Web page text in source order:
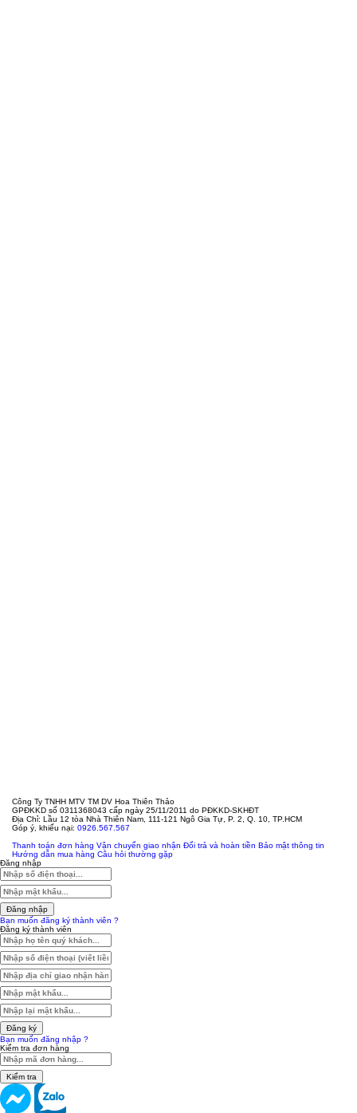
Công Ty TNHH MTV TM DV Hoa Thiên Thảo
GPĐKKD số 0311368043 cấp ngày 25/11/2011 do PĐKKD-SKHĐT
Địa Chỉ: Lầu 12 tòa Nhà Thiên Nam, 111-121 Ngô Gia Tự, P. 2, Q. 10, TP.HCM
Góp ý, khiếu nại: 0926.567.567
Thanh toán đơn hàng Vận chuyển giao nhận Đổi trả và hoàn tiền Bảo mật thông tin
Hướng dẫn mua hàng Câu hỏi thường gặp
Đăng nhập
Đăng nhập
Bạn muốn đăng ký thành viên ?
Đăng ký thành viên
Đăng ký
Bạn muốn đăng nhập ?
Kiểm tra đơn hàng
Kiểm tra